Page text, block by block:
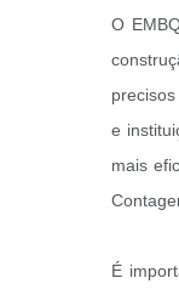
O
e
mais
É